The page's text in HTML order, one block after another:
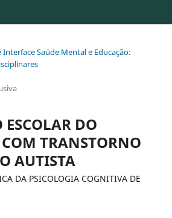
Interface Saúde Mental e Educação:
DO
TRANSTORNO
AUTISTA
DA PSICOLOGIA COGNITIVA DE